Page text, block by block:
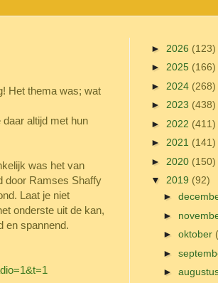
Het thema was; wat
altijd met hun
was het van
door Ramses Shaffy
Laat je niet
onderste uit de kan,
en spannend.
► 2026 (123)
► 2025 (166)
► 2024 (268)
► 2023 (438)
► 2022 (411)
► 2021 (141)
► 2020 (150)
▼ 2019 (92)
►
►
► oktober
►
►